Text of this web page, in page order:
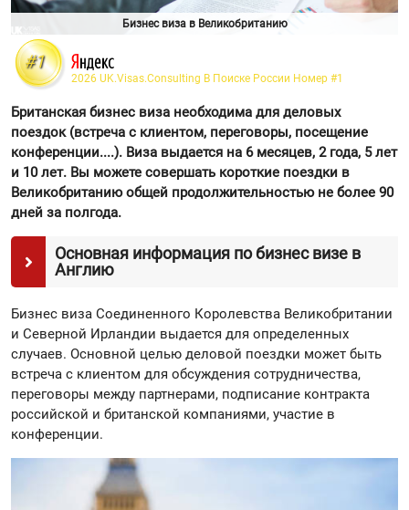
Британская бизнес виза необходима для деловых
поездок (встреча с клиентом, переговоры, посещение
конференции....). Виза выдается на 6 месяцев, 2 года, 5 лет
и 10 лет. Вы можете совершать короткие поездки в
Великобританию общей продолжительностью не более 90
дней за полгода.
Основная информация по бизнес визе в
Англию
Бизнес виза Соединенного Королевства Великобритании
и Северной Ирландии выдается для определенных
случаев. Основной целью деловой поездки может быть
встреча с клиентом для обсуждения сотрудничества,
переговоры между партнерами, подписание контракта
российской и британской компаниями, участие в
конференции.
#1
2026 UK.Visas.Consulting В Поиске России Номер #1
Бизнес виза в Великобританию